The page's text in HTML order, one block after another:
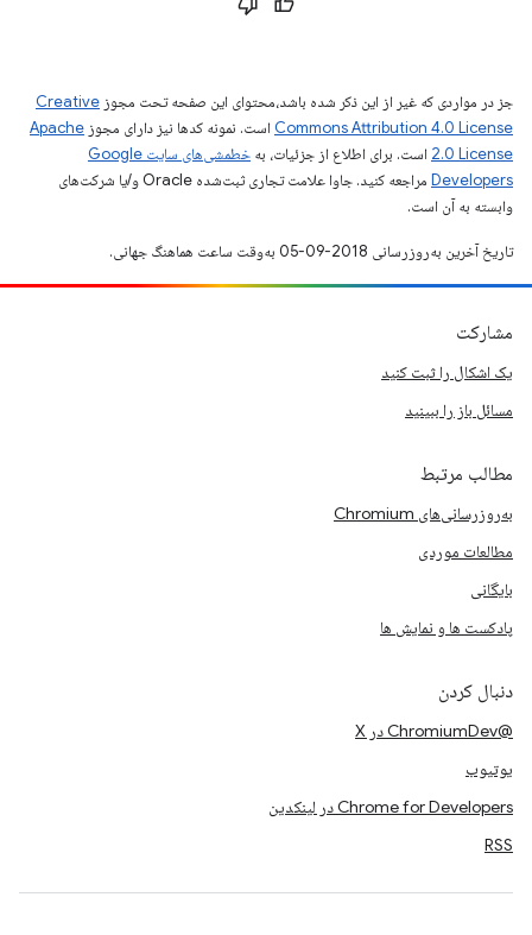
جز در مواردی که غیر از این ذکر شده باشد،‌محتوای این صفحه تحت مجوز Creative
Commons Attribution 4.0 License است. نمونه کدها نیز دارای مجوز Apache
2.0 License است. برای اطلاع از جزئیات، به
خطمشی‌های سایت Google
Developers‏
مراجعه کنید. جاوا علامت تجاری ثبت‌شده Oracle و/یا شرکت‌های
وابسته به آن است.
تاریخ آخرین به‌روزرسانی 2018-09-05 به‌وقت ساعت هماهنگ جهانی.
مشارکت
یک اشکال را ثبت کنید
مسائل باز را ببینید
مطالب مرتبط
به‌روزرسانی‌های Chromium
مطالعات موردی
بایگانی
پادکست ها و نمایش ها
دنبال کردن
@ChromiumDev در X
یوتیوب
Chrome for Developers در لینکدین
RSS